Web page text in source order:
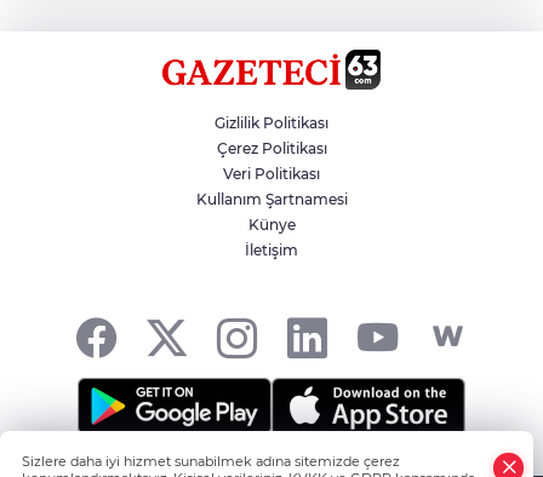
Siverek’te Mahmut Gülel Dönemi
Filistin Konvoyuna Coşkulu Karşılama
Gizlilik Politikası
Çerez Politikası
Veri Politikası
Kullanım Şartnamesi
Künye
İletişim
Sizlere daha iyi hizmet sunabilmek adına sitemizde çerez